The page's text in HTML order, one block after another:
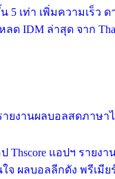
5 เท่า เพิ่มความเร็ว
ด IDM ล่าสุด จาก
รายงานผลบอลสดภาษ
Thscore แอปฯ รายงา
จ ผลบอลลีกดัง พรีเมี